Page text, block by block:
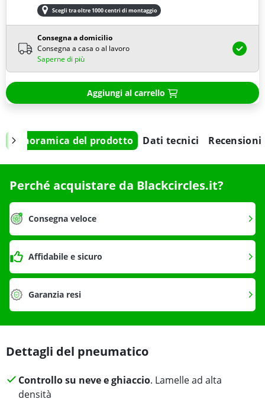
Scegli tra oltre 1000 centri di montaggio
Consegna a domicilio
Consegna a casa o al lavoro
Saperne di più
Aggiungi al carrello
Panoramica del prodotto Dati tecnici Recensioni
Perché acquistare da Blackcircles.it?
Consegna veloce
Affidabile e sicuro
Garanzia resi
Dettagli del pneumatico
Controllo su neve e ghiaccio. Lamelle ad alta
densità